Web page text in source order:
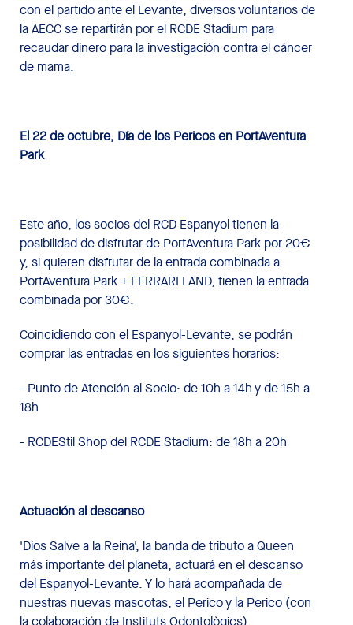
con el partido ante el Levante, diversos voluntarios de
la AECC se repartirán por el RCDE Stadium para
recaudar dinero para la investigación contra el cáncer
de mama.
El 22 de octubre, Día de los Pericos en PortAventura
Park
Este año, los socios del RCD Espanyol tienen la
posibilidad de disfrutar de PortAventura Park por 20€
y, si quieren disfrutar de la entrada combinada a
PortAventura Park + FERRARI LAND, tienen la entrada
combinada por 30€.
Coincidiendo con el Espanyol-Levante, se podrán
comprar las entradas en los siguientes horarios:
- Punto de Atención al Socio: de 10h a 14h y de 15h a
18h
- RCDEStil Shop del RCDE Stadium: de 18h a 20h
Actuación al descanso
'Dios Salve a la Reina', la banda de tributo a Queen
más importante del planeta, actuará en el descanso
del Espanyol-Levante. Y lo hará acompañada de
nuestras nuevas mascotas, el Perico y la Perico (con
la colaboración de Instituts Odontològics).